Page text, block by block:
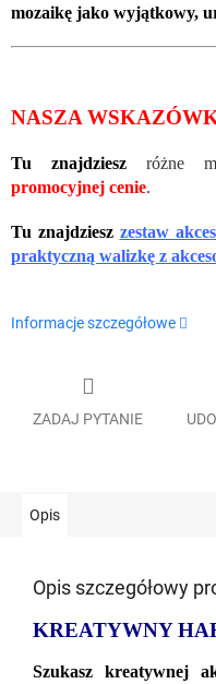
mozaikę jako wyjątkowy,
NASZA
Tu znajdzieszróżne
promocyjnej cenie.
Tu znajdziesz zestaw
praktyczną walizkę z
Informacje szczegółowe
ZADAJ PYTANIE
Opis
Opis szczegółowy
KREATYWNY
Szukasz kreatywnej